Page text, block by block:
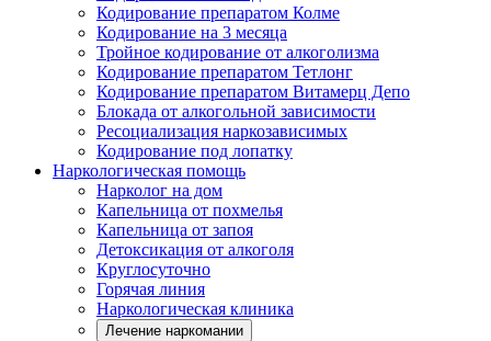
Кодирование препаратом Колме
Кодирование на 3 месяца
Тройное кодирование от алкоголизма
Кодирование препаратом Тетлонг
Кодирование препаратом Витамерц Депо
Блокада от алкогольной зависимости
Ресоциализация наркозависимых
Кодирование под лопатку
Наркологическая помощь
Нарколог на дом
Капельница от похмелья
Капельница от запоя
Детоксикация от алкоголя
Круглосуточно
Горячая линия
Наркологическая клиника
Лечение наркомании